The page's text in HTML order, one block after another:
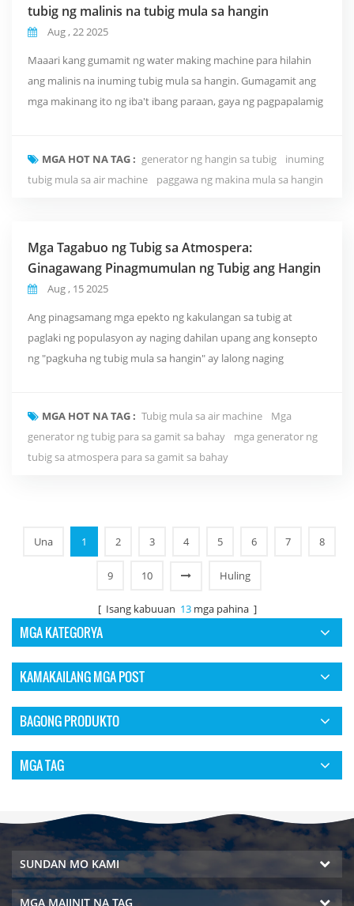
tubig ng malinis na tubig mula sa hangin
Aug , 22 2025
Maaari kang gumamit ng water making machine para hilahin
ang malinis na inuming tubig mula sa hangin. Gumagamit ang
mga makinang ito ng iba't ibang paraan, gaya ng pagpapalamig
kumukuha ng moisture (desiccants), pagsala gamit ang mga
lamad, o pag-trap ng fog sa mga lambat. Ang bawat
MGA HOT NA TAG : generator ng hangin sa tubig
inuming
tubig mula sa air machine
paggawa ng makina mula sa hangin
Mga Tagabuo ng Tubig sa Atmospera:
Ginagawang Pinagmumulan ng Tubig ang Hangin
Aug , 15 2025
Ang pinagsamang mga epekto ng kakulangan sa tubig at
paglaki ng populasyon ay naging dahilan upang ang konsepto
ng "pagkuha ng tubig mula sa hangin" ay lalong naging
ang physics ng mga gas-liquid phase transition, ang
hygroscopic at catalytic na purification ng mga materyales sa
agham...
MGA HOT NA TAG : Tubig mula sa air machine
Mga
generator ng tubig para sa gamit sa bahay
mga generator ng
tubig sa atmospera para sa gamit sa bahay
Una 1 2 3 4 5 6 7 8
9 10 Huling
[ Isang kabuuan 13mga pahina ]
MGA KATEGORYA
KAMAKAILANG MGA POST
BAGONG PRODUKTO
MGA TAG
SUNDAN MO KAMI
MGA MAIINIT NA TAG